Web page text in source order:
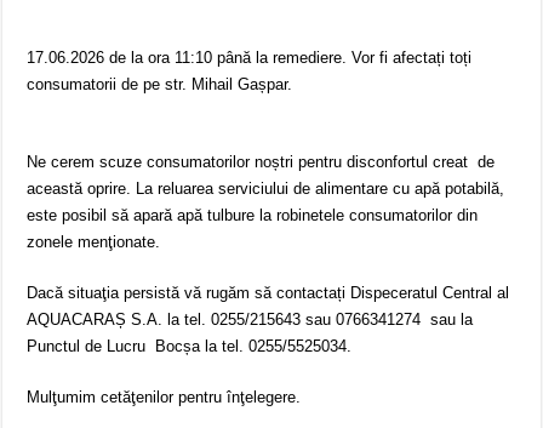
17.06.2026 de la ora 11:10 până la remediere. Vor fi afectați toți
consumatorii de pe str. Mihail Gașpar.
Ne cerem scuze consumatorilor noștri pentru disconfortul creat de
această oprire. La reluarea serviciului de alimentare cu apă potabilă,
este posibil să apară apă tulbure la robinetele consumatorilor din
zonele menţionate.
Dacă situaţia persistă vă rugăm să contactați Dispeceratul Central al
AQUACARAȘ S.A. la tel. 0255/215643 sau 0766341274 sau la
Punctul de Lucru Bocșa la tel. 0255/5525034.
Mulţumim cetăţenilor pentru înţelegere.